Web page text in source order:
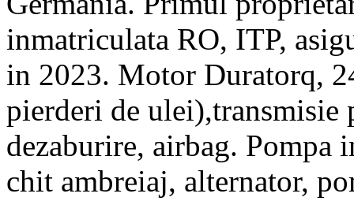
inmatriculata RO, ITP,
in 2023. Motor Duratorq,
pierderi de ulei),transmisie
dezaburire, airbag. Pompa
chit ambreiaj, alternator,